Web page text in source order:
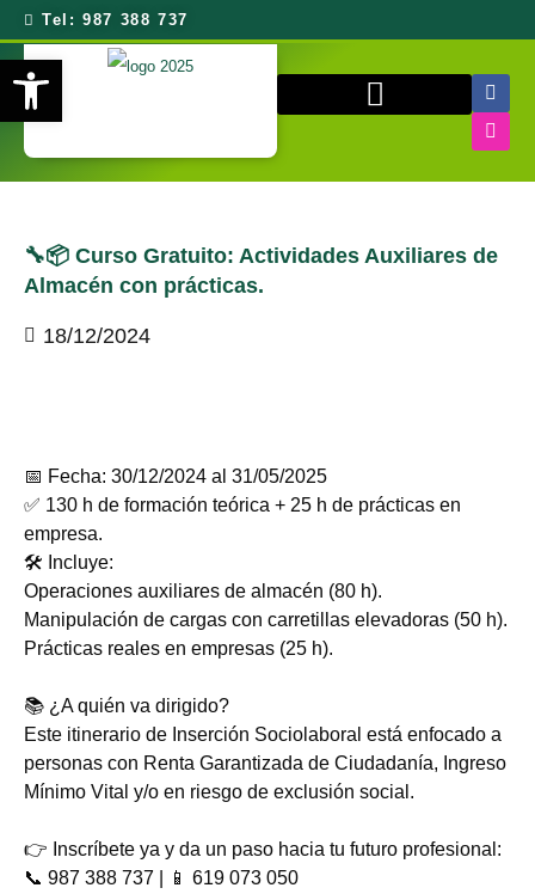
Tel: 987 388 737
🔧📦 Curso Gratuito: Actividades Auxiliares de
Almacén con prácticas.
18/12/2024
📅 Fecha: 30/12/2024 al 31/05/2025
✅ 130 h de formación teórica + 25 h de prácticas en
empresa.
🛠️ Incluye:
Operaciones auxiliares de almacén (80 h).
Manipulación de cargas con carretillas elevadoras (50 h).
Prácticas reales en empresas (25 h).
📚 ¿A quién va dirigido?
Este itinerario de Inserción Sociolaboral está enfocado a
personas con Renta Garantizada de Ciudadanía, Ingreso
Mínimo Vital y/o en riesgo de exclusión social.
👉 Inscríbete ya y da un paso hacia tu futuro profesional:
📞 987 388 737 | 📱 619 073 050
Abrir barra de herramientas